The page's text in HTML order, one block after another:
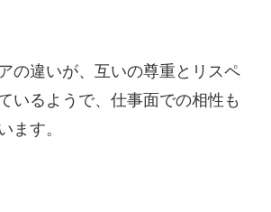
の違いが、互いの尊重とリスペ
いるようで、仕事面での相性も
ます。